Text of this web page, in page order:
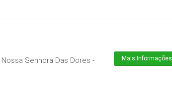
Nossa Senhora Das Dores -
Mais Informações